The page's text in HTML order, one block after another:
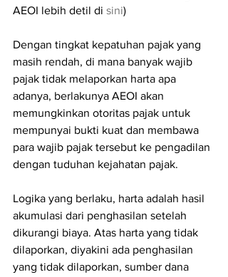
AEOI lebih detil di sini)
Dengan tingkat kepatuhan pajak yang
masih rendah, di mana banyak wajib
pajak tidak melaporkan harta apa
adanya, berlakunya AEOI akan
memungkinkan otoritas pajak untuk
mempunyai bukti kuat dan membawa
para wajib pajak tersebut ke pengadilan
dengan tuduhan kejahatan pajak.
Logika yang berlaku, harta adalah hasil
akumulasi dari penghasilan setelah
dikurangi biaya. Atas harta yang tidak
dilaporkan, diyakini ada penghasilan
yang tidak dilaporkan, sumber dana